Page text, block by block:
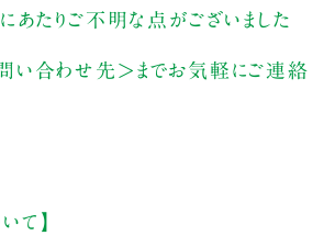
にあたりご不明な点がございました
い合わせ先＞までお気軽にご連絡
て】